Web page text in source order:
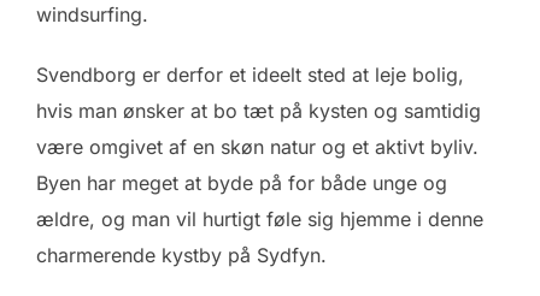
windsurfing.
Svendborg er derfor et ideelt sted at leje bolig,
hvis man ønsker at bo tæt på kysten og samtidig
være omgivet af en skøn natur og et aktivt byliv.
Byen har meget at byde på for både unge og
ældre, og man vil hurtigt føle sig hjemme i denne
charmerende kystby på Sydfyn.